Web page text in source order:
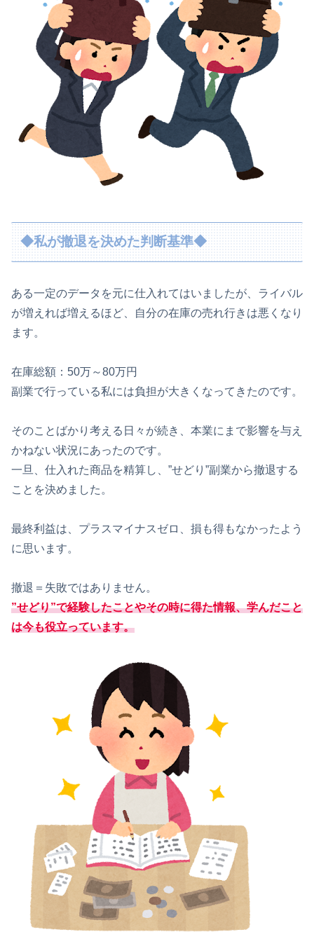
◆私が撤退を決めた判断基準◆
ある一定のデータを元に仕入れてはいましたが、ライバル
が増えれば増えるほど、自分の在庫の売れ行きは悪くなり
ます。
在庫総額：50万～80万円
副業で行っている私には負担が大きくなってきたのです。
そのことばかり考える日々が続き、本業にまで影響を与え
かねない状況にあったのです。
一旦、仕入れた商品を精算し、”せどり”副業から撤退する
ことを決めました。
最終利益は、プラスマイナスゼロ、損も得もなかったよう
に思います。
撤退＝失敗ではありません。
”せどり”で経験したことやその時に得た情報、学んだこと
は今も役立っています。